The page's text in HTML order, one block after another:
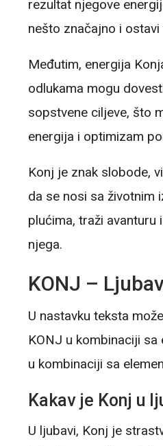
rezultat njegove
nešto značajno i
Međutim, energija
odlukama mogu
sopstvene ciljeve, što
energija i optimizam
Konj je znak slobode,
da se nosi sa životnim
plućima, traži
njega.
KONJ –
U nastavku teksta
KONJ u kombinaciji sa
u kombinaciji sa
Kakav je Konj u
U ljubavi, Konj je